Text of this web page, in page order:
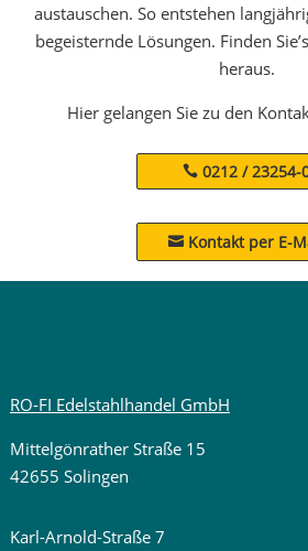
austauschen. So entstehen
begeisternde Lösungen. Finden
heraus.
Hier gelangen Sie zu den
0212 / 23254-
 Kontakt per E-
RO-FI Edelstahlhandel GmbH
Mittelgönrather Straße 15
42655 Solingen
Karl-Arnold-Straße 7